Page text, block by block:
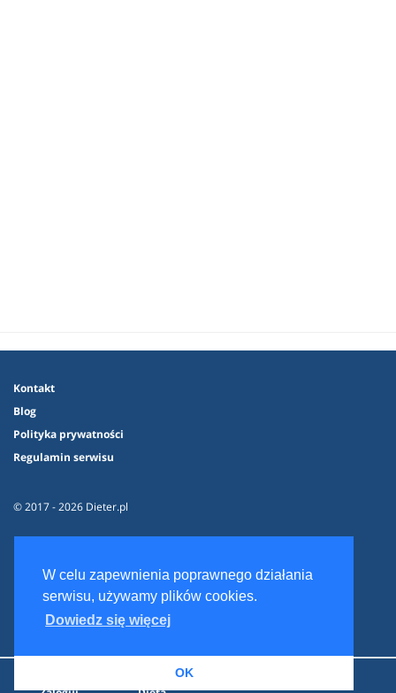
W celu zapewnienia poprawnego działania
serwisu, używamy plików cookies.
Dowiedz się więcej
OK
Kontakt
Blog
Polityka prywatności
Regulamin serwisu
© 2017 - 2026 Dieter.pl